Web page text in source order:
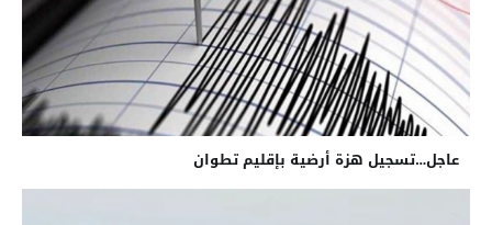
عاجل…تسجيل هزة أرضية بإقليم تطوان